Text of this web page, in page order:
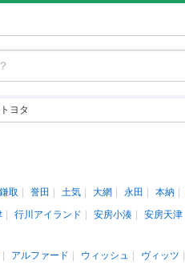
ヨタ
鎌取 誉田 土気 大網 永田 本納
行川アイランド 安房小湊 安房天津
アルファード ウィッシュ ヴィッツ